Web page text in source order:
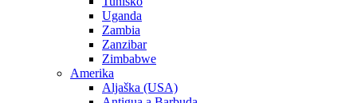
Uganda
Zambia
Zanzibar
Zimbabwe
Amerika
Aljaška (USA)